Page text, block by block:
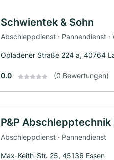
Schwientek & Sohn
Abschleppdienst · Pannendienst ·
Opladener Straße 224 a, 40764
0.0 (0 Bewertungen)
P&P
Abschleppdienst · Pannendienst
Max-Keith-Str. 25, 45136 Essen